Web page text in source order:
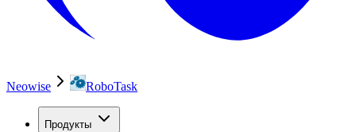
Neowise RoboTask
Продукты